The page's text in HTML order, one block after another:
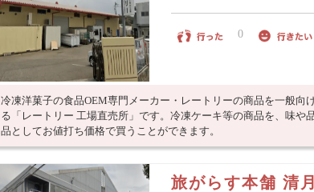
0
冷凍洋菓子の食品OEM専門メーカー・レートリーの商品を一般向
る「レートリー 工場直売所」です。冷凍ケーキ等の商品を、味や
品としてお値打ち価格で買うことができます。
旅がらす本舗 清